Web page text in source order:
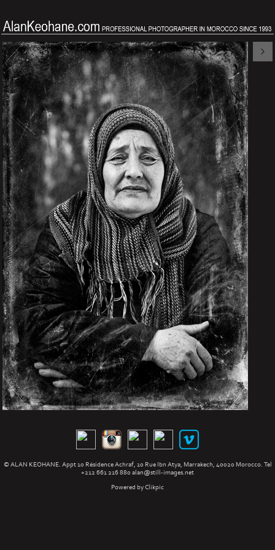
© ALAN KEOHANE. Appt 10 Résidence Achraf, 10 Rue Ibn Atya, Marrakech, 40020 Morocco. Tel
+212 661 216 880 alan@still-images.net
Powered byClikpic